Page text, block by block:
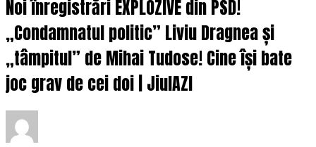
Noi înregistrări EXPLOZIVE din PSD!
„Condamnatul politic” Liviu Dragnea și
„tâmpitul” de Mihai Tudose! Cine își bate
joc grav de cei doi | JiulAZI